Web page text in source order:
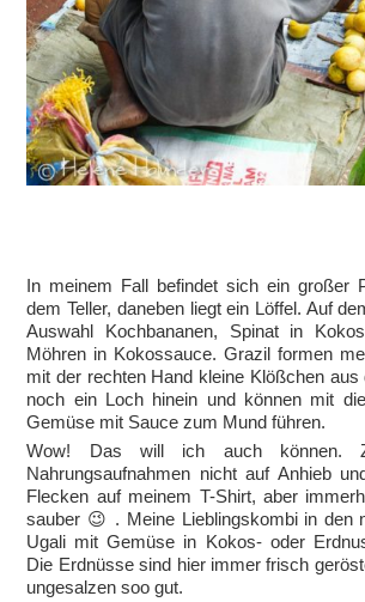
In meinem Fall befindet sich ein großer
dem Teller, daneben liegt ein Löffel. Auf
Auswahl Kochbananen, Spinat in
Möhren in Kokossauce. Grazil formen
mit der rechten Hand kleine Klößchen
noch ein Loch hinein und können mit
Gemüse mit Sauce zum Mund führen.
Wow! Das will ich auch können.
Nahrungsaufnahmen nicht auf Anhieb
Flecken auf meinem T-Shirt, aber
sauber 😉 . Meine Lieblingskombi in den
Ugali mit Gemüse in Kokos- oder
Die Erdnüsse sind hier immer frisch
ungesalzen soo gut.